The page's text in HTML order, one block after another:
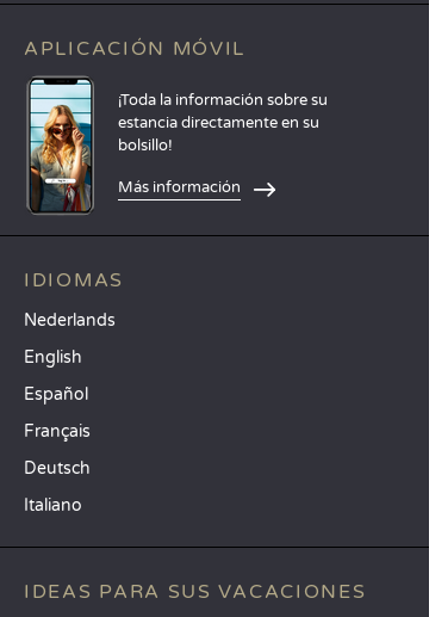
APLICACIÓN MÓVIL
¡Toda la información sobre su
estancia directamente en su
bolsillo!
Más información
IDIOMAS
Nederlands
English
Español
Français
Deutsch
Italiano
IDEAS PARA SUS VACACIONES